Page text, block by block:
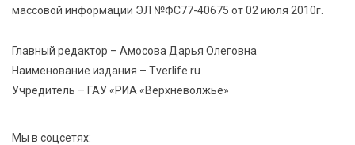
правила безопасности в автобусах
массовой информации ЭЛ №ФС77-40675 от 02 июля 2010г.
Главный редактор – Амосова Дарья Олеговна
Наименование издания – Tverlife.ru
Учредитель – ГАУ «РИА «Верхневолжье»
Мы в соцсетях: